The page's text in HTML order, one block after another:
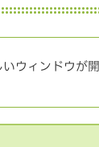
ウィンドウが開